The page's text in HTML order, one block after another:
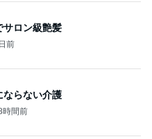
サロン級艶髪
前
ならない介護
時間前